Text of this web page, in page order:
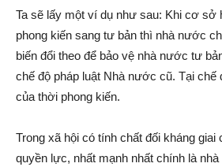
Ta sẽ lấy một ví dụ như sau: Khi cơ sở
phong kiến sang tư bản thì nhà nước
biến đổi theo để bảo vệ nhà nước tư
chế độ pháp luật Nhà nước cũ. Tại chế
của thời phong kiến.
Trong xã hội có tính chất đối kháng giai
quyền lực, nhất mạnh nhất chính là